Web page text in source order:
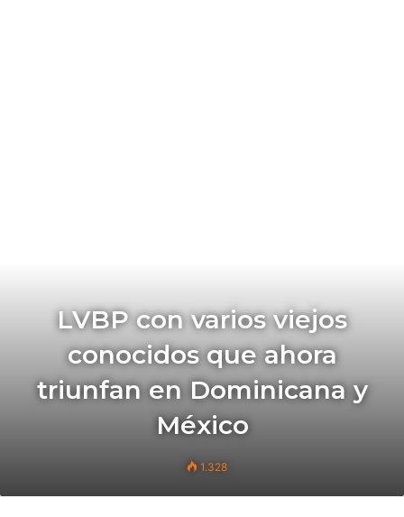
LVBP con varios viejos
conocidos que ahora
triunfan en Dominicana y
México
1.328